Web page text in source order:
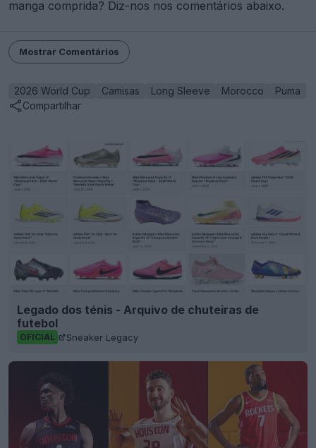
manga comprida? Diz-nos nos comentários abaixo.
Mostrar Comentários
2026 World Cup Camisas Long Sleeve Morocco
Puma
Compartilhar
Legado dos ténis - Arquivo de chuteiras de
futebol
OFICIAL Sneaker Legacy